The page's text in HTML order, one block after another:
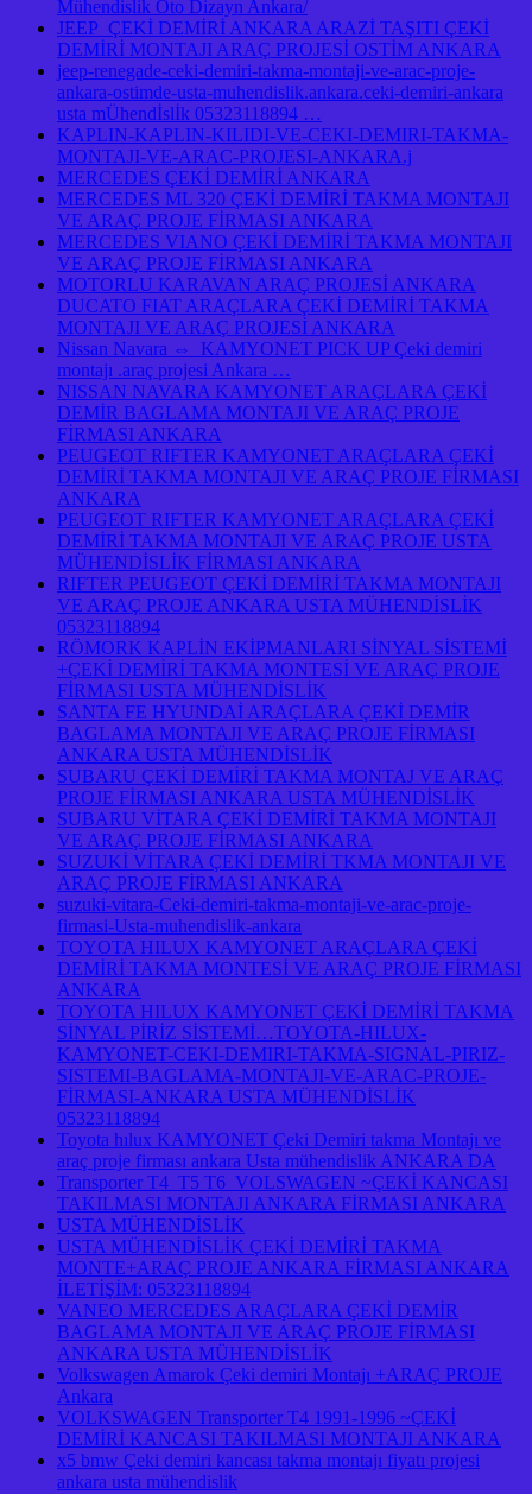
Mühendislik Oto Dizayn Ankara/
JEEP ÇEKİ DEMİRİ ANKARA ARAZİ TAŞITI ÇEKİ
DEMİRİ MONTAJI ARAÇ PROJESİ OSTİM ANKARA
jeep-renegade-ceki-demiri-takma-montaji-ve-arac-proje-
ankara-ostimde-usta-muhendislik.ankara.ceki-demiri-ankara
usta mÜhendİslİk 05323118894 …
KAPLIN-KAPLIN-KILIDI-VE-CEKI-DEMIRI-TAKMA-
MONTAJI-VE-ARAC-PROJESI-ANKARA.j
MERCEDES ÇEKİ DEMİRİ ANKARA
MERCEDES ML 320 ÇEKİ DEMİRİ TAKMA MONTAJI
VE ARAÇ PROJE FİRMASI ANKARA
MERCEDES VIANO ÇEKİ DEMİRİ TAKMA MONTAJI
VE ARAÇ PROJE FİRMASI ANKARA
MOTORLU KARAVAN ARAÇ PROJESİ ANKARA
DUCATO FIAT ARAÇLARA ÇEKİ DEMİRİ TAKMA
MONTAJI VE ARAÇ PROJESİ ANKARA
Nissan Navara ⇔ KAMYONET PICK UP Çeki demiri
montajı .araç projesi Ankara …
NISSAN NAVARA KAMYONET ARAÇLARA ÇEKİ
DEMİR BAGLAMA MONTAJI VE ARAÇ PROJE
FİRMASI ANKARA
PEUGEOT RIFTER KAMYONET ARAÇLARA ÇEKİ
DEMİRİ TAKMA MONTAJI VE ARAÇ PROJE FİRMASI
ANKARA
PEUGEOT RIFTER KAMYONET ARAÇLARA ÇEKİ
DEMİRİ TAKMA MONTAJI VE ARAÇ PROJE USTA
MÜHENDİSLİK FİRMASI ANKARA
RIFTER PEUGEOT ÇEKİ DEMİRİ TAKMA MONTAJI
VE ARAÇ PROJE ANKARA USTA MÜHENDİSLİK
05323118894
RÖMORK KAPLİN EKİPMANLARI SİNYAL SİSTEMİ
+ÇEKİ DEMİRİ TAKMA MONTESİ VE ARAÇ PROJE
FİRMASI USTA MÜHENDİSLİK
SANTA FE HYUNDAİ ARAÇLARA ÇEKİ DEMİR
BAGLAMA MONTAJI VE ARAÇ PROJE FİRMASI
ANKARA USTA MÜHENDİSLİK
SUBARU ÇEKİ DEMİRİ TAKMA MONTAJ VE ARAÇ
PROJE FİRMASI ANKARA USTA MÜHENDİSLİK
SUBARU VİTARA ÇEKİ DEMİRİ TAKMA MONTAJI
VE ARAÇ PROJE FİRMASI ANKARA
SUZUKİ VİTARA ÇEKİ DEMİRİ TKMA MONTAJI VE
ARAÇ PROJE FİRMASI ANKARA
suzuki-vitara-Ceki-demiri-takma-montaji-ve-arac-proje-
firmasi-Usta-muhendislik-ankara
TOYOTA HILUX KAMYONET ARAÇLARA ÇEKİ
DEMİRİ TAKMA MONTESİ VE ARAÇ PROJE FİRMASI
ANKARA
TOYOTA HILUX KAMYONET ÇEKİ DEMİRİ TAKMA
SİNYAL PİRİZ SİSTEMİ…TOYOTA-HILUX-
KAMYONET-CEKI-DEMIRI-TAKMA-SIGNAL-PIRIZ-
SISTEMI-BAGLAMA-MONTAJI-VE-ARAC-PROJE-
FİRMASI-ANKARA USTA MÜHENDİSLİK
05323118894
Toyota hılux KAMYONET Çeki Demiri takma Montajı ve
araç proje firması ankara Usta mühendislik ANKARA DA
Transporter T4 T5 T6 VOLSWAGEN ~ÇEKİ KANCASI
TAKILMASI MONTAJI ANKARA FİRMASI ANKARA
USTA MÜHENDİSLİK
USTA MÜHENDİSLİK ÇEKİ DEMİRİ TAKMA
MONTE+ARAÇ PROJE ANKARA FİRMASI ANKARA
İLETİŞİM: 05323118894
VANEO MERCEDES ARAÇLARA ÇEKİ DEMİR
BAGLAMA MONTAJI VE ARAÇ PROJE FİRMASI
ANKARA USTA MÜHENDİSLİK
Volkswagen Amarok Çeki demiri Montajı +ARAÇ PROJE
Ankara
VOLKSWAGEN Transporter T4 1991-1996 ~ÇEKİ
DEMİRİ KANCASI TAKILMASI MONTAJI ANKARA
x5 bmw Çeki demiri kancası takma montajı fiyatı projesi
ankara usta mühendislik